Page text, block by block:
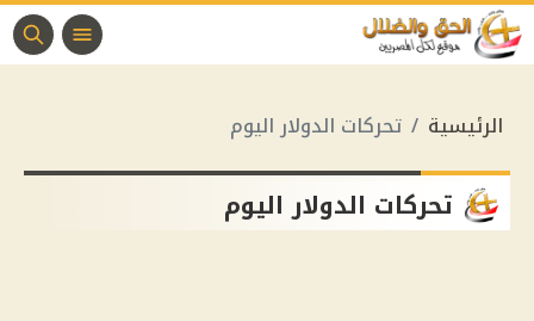
الرئيسية تحركات الدولار اليوم
تحركات الدولار اليوم